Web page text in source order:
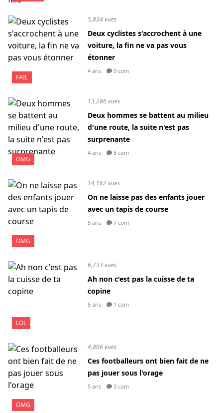
FAIL
5,834 vues
Deux cyclistes s'accrochent à une
voiture, la fin ne va pas vous
étonner
4 ans 0 com
OMG
13,286 vues
Deux hommes se battent au milieu
d'une route, la suite n'est pas
surprenante
4 ans 6 com
OMG
14,162 vues
On ne laisse pas des enfants jouer
avec un tapis de course
5 ans 7 com
LOL
6,733 vues
Ah non c'est pas la cuisse de ta
copine
5 ans 1 com
OMG
4,806 vues
Ces footballeurs ont bien fait de ne
pas jouer sous l'orage
5 ans 3 com